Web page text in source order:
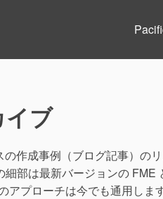
ブ
作成事例（ブログ記事）のリ
部は最新バージョンの FME
アプローチは今でも通用しま